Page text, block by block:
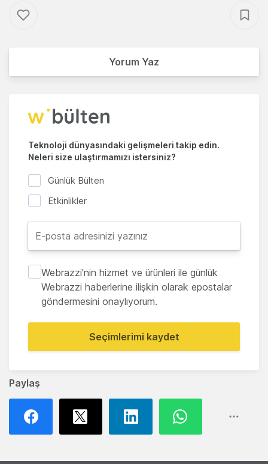
Paylaş
Yorum Yaz
Teknoloji dünyasındaki gelişmeleri takip edin.
Neleri size ulaştırmamızı istersiniz?
Günlük Bülten
Etkinlikler
Webrazzi'nin hizmet ve ürünleri ile günlük
Webrazzi haberlerine ilişkin olarak epostalar
göndermesini onaylıyorum.
Seçimlerimi kaydet